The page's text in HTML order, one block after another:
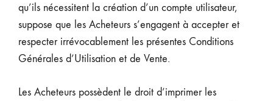
qu’ils nécessitent la création d’un compte utilisateur,
suppose que les Acheteurs s’engagent à accepter et
respecter irrévocablement les présentes Conditions
Générales d’Utilisation et de Vente.
Les Acheteurs possèdent le droit d’imprimer les